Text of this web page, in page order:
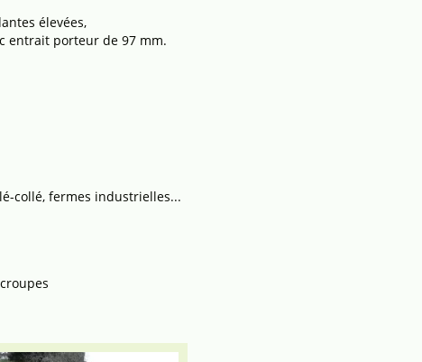
élevées,
entrait porteur de 97 mm.
collé, fermes industrielles...